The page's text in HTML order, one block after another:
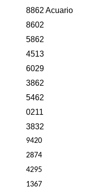
8862 Acuario
8602
5862
4513
6029
3862
5462
0211
3832
9420
2874
4295
1367